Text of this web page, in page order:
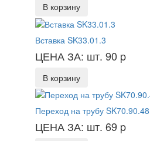
В корзину
Вставка SK33.01.3
ЦЕНА ЗА: шт. 90 p
В корзину
Переход на трубу SK70.90.48
ЦЕНА ЗА: шт. 69 p